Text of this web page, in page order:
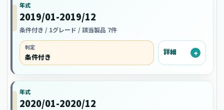
年式
2019/01-2019/12
条件付き / 1グレード / 該当製品 7件
判定
条件付き
詳細
年式
2020/01-2020/12